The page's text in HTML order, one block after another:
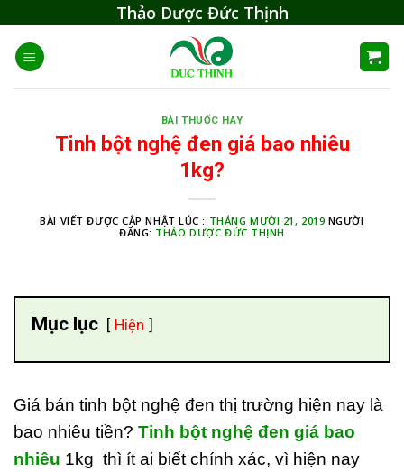
content
Thảo Dược Đức Thịnh
BÀI THUỐC HAY
Tinh bột nghệ đen giá bao nhiêu
1kg?
BÀI VIẾT ĐƯỢC CẬP NHẬT LÚC : THÁNG MƯỜI 21, 2019 NGƯỜI
ĐĂNG: THẢO DƯỢC ĐỨC THỊNH
Mục lục Hiện
Giá bán tinh bột nghệ đen thị trường hiện nay là
bao nhiêu tiền? Tinh bột nghệ đen giá bao
nhiêu 1kg thì ít ai biết chính xác, vì hiện nay